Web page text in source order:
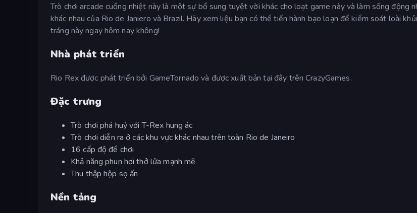
Trò chơi arcade cuồng nhiệt này là một sự bổ sung tuyệt vời khác cho loạt game này và làm sống động
khác nhau của Rio de Janiero và Brazil. Hãy xem liệu bạn có thể tiến hành bạo loạn để kiểm soát loài
tráng này ngay hôm nay không!
Nhà phát triển
Rio Rex được phát triển bởi GameTornado và được xuất bản tại đây trên CrazyGames.
Đặc trưng
Trò chơi phá huỷ với T-Rex hung ác
Trò chơi diễn ra ở các khu vực khác nhau trên toàn Rio de Janeiro
16 cấp độ để chơi
Khả năng phun hơi thở lửa mạnh mẽ
Thu thập hộp sọ ẩn
Nền tảng